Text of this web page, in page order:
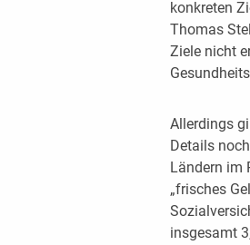
konkreten
Thomas
Ziele nicht
Allerdings
Details
Ländern im
„frisches
insgesamt